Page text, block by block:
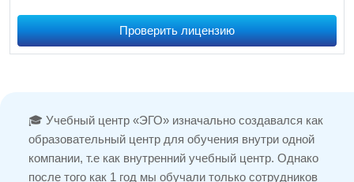
Проверить лицензию
🎓 Учебный центр «ЭГО» изначально создавался как
образовательный центр для обучения внутри одной
компании, т.е как внутренний учебный центр. Однако
после того как 1 год мы обучали только сотрудников